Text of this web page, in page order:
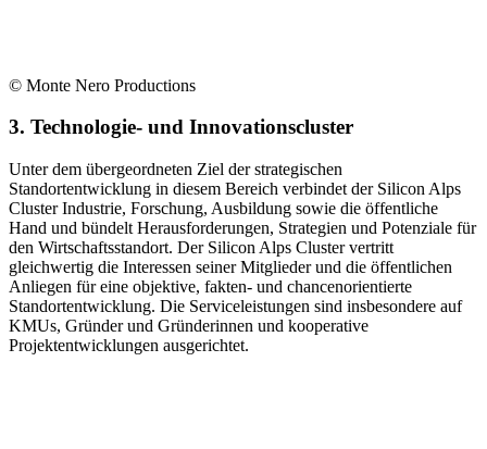
© Monte Nero Productions
3. Technologie- und Innovationscluster
Unter dem übergeordneten Ziel der strategischen
Standortentwicklung in diesem Bereich verbindet der Silicon Alps
Cluster Industrie, Forschung, Ausbildung sowie die öffentliche
Hand und bündelt Herausforderungen, Strategien und Potenziale für
den Wirtschaftsstandort. Der Silicon Alps Cluster vertritt
gleichwertig die Interessen seiner Mitglieder und die öffentlichen
Anliegen für eine objektive, fakten- und chancenorientierte
Standortentwicklung. Die Serviceleistungen sind insbesondere auf
KMUs, Gründer und Gründerinnen und kooperative
Projektentwicklungen ausgerichtet.